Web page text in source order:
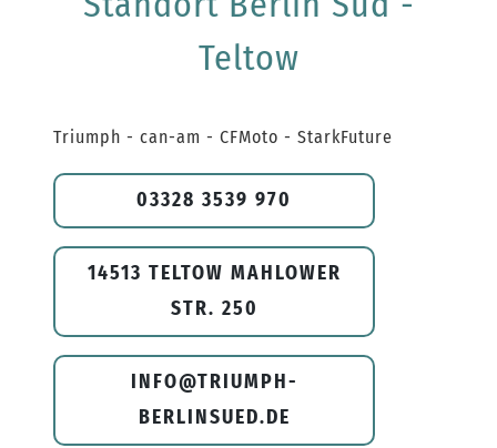
Teltow
Triumph - can-am - CFMoto - StarkFuture
03328 3539 970
14513 TELTOW MAHLOWER
STR. 250
INFO@TRIUMPH-
BERLINSUED.DE